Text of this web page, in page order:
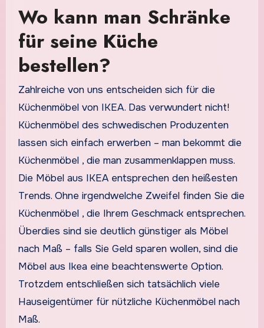
Wo kann man Schränke
für seine Küche
bestellen?
Zahlreiche von uns entscheiden sich für die
Küchenmöbel von IKEA. Das verwundert nicht!
Küchenmöbel des schwedischen Produzenten
lassen sich einfach erwerben – man bekommt die
Küchenmöbel , die man zusammenklappen muss.
Die Möbel aus IKEA entsprechen den heißesten
Trends. Ohne irgendwelche Zweifel finden Sie die
Küchenmöbel , die Ihrem Geschmack entsprechen.
Überdies sind sie deutlich günstiger als Möbel
nach Maß – falls Sie Geld sparen wollen, sind die
Möbel aus Ikea eine beachtenswerte Option.
Trotzdem entschließen sich tatsächlich viele
Hauseigentümer für nützliche Küchenmöbel nach
Maß.